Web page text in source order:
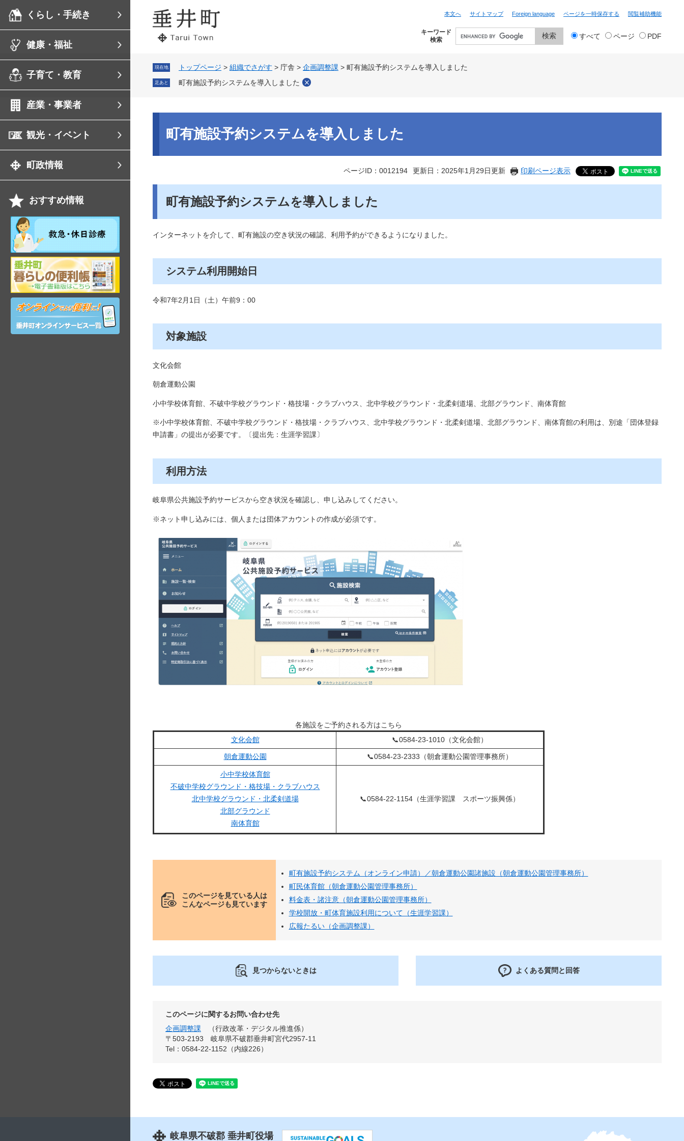
す。
本文へ サイトマップ Foreign language ページを一時保存する 閲覧補助機能
くらし・手続き
健康・福祉
子育て・教育
産業・事業者
観光・イベント
町政情報
おすすめ情報
祝
日・
年
末
年
始
昼
間
宅
当
番
岐
阜
県
垂
町
観
光
ン
ラ
イ
キーワード
検索
検 すべて ページ PDF
現在地 トップページ > 組織でさがす > 庁舎 > 企画調整課 > 町有施設予約システムを導入しました
足あと 町有施設予約システムを導入しました
町有施設予約システムを導入しました
ページID：0012194 更新日：2025年1月29日更新 印刷ページ表示
町有施設予約システムを導入しました
インターネットを介して、町有施設の空き状況の確認、利用予約ができるようになりました。
システム利用開始日
令和7年2月1日（土）午前9：00
対象施設
文化会館
朝倉運動公園
小中学校体育館、不破中学校グラウンド・格技場・クラブハウス、北中学校グラウンド・北柔剣道場、北部グラウンド、南体育館
※小中学校体育館、不破中学校グラウンド・格技場・クラブハウス、北中学校グラウンド・北柔剣道場、北部グラウンド、南体育館の利用は、別途「団体登録
申請書」の提出が必要です。〔提出先：生涯学習課〕
利用方法
岐阜県公共施設予約サービスから空き状況を確認し、申し込みしてください。
※ネット申し込みには、個人または団体アカウントの作成が必須です。
各施設をご予約される方はこちら
文化会館
📞0584-23-1010（文化会館）
朝倉運動公園 📞0584-23-2333（朝倉運動公園管理事務所）
小中学校体育館
不破中学校グラウンド・格技場・クラブハウス
北中学校グラウンド・北柔剣道場
北部グラウンド
南体育館
📞0584-22-1154（生涯学習課 スポーツ振興係）
このページを見ている人は
こんなページも見ています
町有施設予約システム（オンライン申請）／朝倉運動公園諸施設（朝倉運動公園管理事務所）
町民体育館（朝倉運動公園管理事務所）
料金表・諸注意（朝倉運動公園管理事務所）
学校開放・町体育施設利用について（生涯学習課）
広報たるい（企画調整課）
見つからないときは よくある質問と回答
このページに関するお問い合わせ先
企画調整課
行政改革・デジタル推進係
〒503-2193
岐阜県不破郡垂井町宮代2957-11
Tel：0584-22-1152（内線226）
岐阜県不破郡 垂井町役場